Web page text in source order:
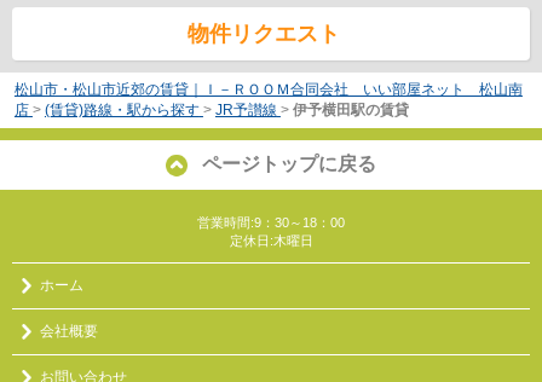
物件リクエスト
松山市・松山市近郊の賃貸｜Ｉ－ＲＯＯＭ合同会社 いい部屋ネット 松山南
店 > (賃貸)路線・駅から探す > JR予讃線 > 伊予横田駅の賃貸
ページトップに戻る
営業時間:9：30～18：00
定休日:木曜日
ホーム
会社概要
お問い合わせ